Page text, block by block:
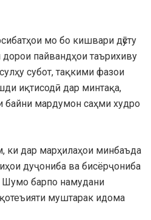
мо бо кишвари дӯсту
дорои пайвандҳои таърихиву
субот, тақкими фазои
иқтисодӣ дар минтақа,
байни мардумон саҳми худро
ки дар марҳилаҳои минбаъда
дуҷониба ва бисёрҷониба
Шумо барпо намудани
муштарак идома